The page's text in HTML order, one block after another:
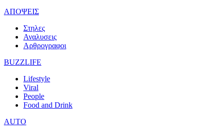
ΑΠΟΨΕΙΣ
Στηλες
Αναλυσεις
Αρθρογραφοι
BUZZLIFE
Lifestyle
Viral
People
Food and Drink
AUTO